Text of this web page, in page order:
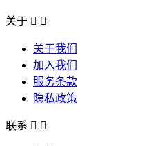
关于  
关于我们
加入我们
服务条款
隐私政策
联系  